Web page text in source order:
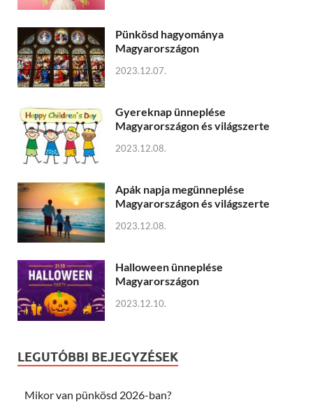
Pünkösd hagyománya
Magyarországon
2023.12.07.
Gyereknap ünneplése
Magyarországon és világszerte
2023.12.08.
Apák napja megünneplése
Magyarországon és világszerte
2023.12.08.
Halloween ünneplése
Magyarországon
2023.12.10.
LEGUTÓBBI BEJEGYZÉSEK
Mikor van pünkösd 2026-ban?